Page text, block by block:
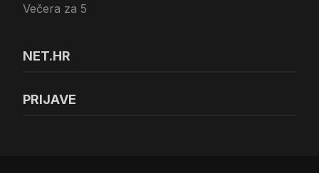
Večera za 5
NET.HR
PRIJAVE